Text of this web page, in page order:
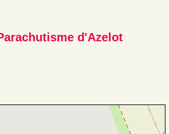
d'Azelot